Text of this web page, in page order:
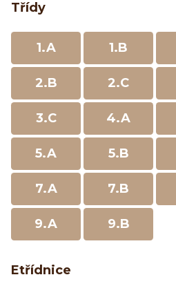
Třídy
1.A 1.B
2.B 2.C
3.C 4.A
5.A 5.B
7.A 7.B
9.A 9.B
Etřídnice